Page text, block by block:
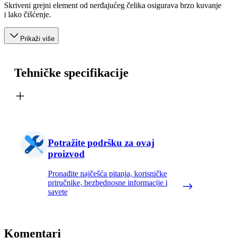
Skriveni grejni element od nerđajućeg čelika osigurava brzo kuvanje
i lako čišćenje.
Prikaži više
Tehničke specifikacije
Potražite podršku za ovaj
proizvod
Pronađite najčešća pitanja, korisničke
priručnike, bezbednosne informacije i
savete
Komentari